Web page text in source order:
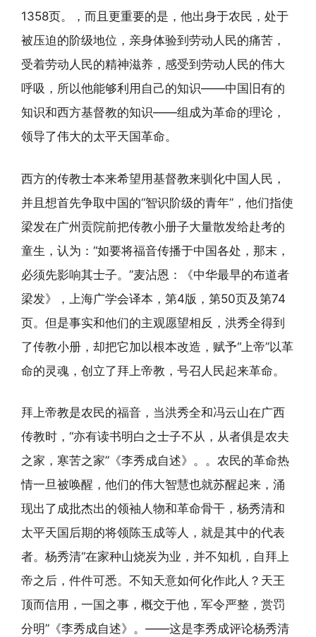
1358页。，而且更重要的是，他出身于农民，处于
被压迫的阶级地位，亲身体验到劳动人民的痛苦，
受着劳动人民的精神滋养，感受到劳动人民的伟大
呼吸，所以他能够利用自己的知识——中国旧有的
知识和西方基督教的知识——组成为革命的理论，
领导了伟大的太平天国革命。
西方的传教士本来希望用基督教来驯化中国人民，
并且想首先争取中国的“智识阶级的青年”，他们指使
梁发在广州贡院前把传教小册子大量散发给赴考的
童生，认为：“如要将福音传播于中国各处，那末，
必须先影响其士子。”麦沾恩：《中华最早的布道者
梁发》，上海广学会译本，第4版，第50页及第74
页。但是事实和他们的主观愿望相反，洪秀全得到
了传教小册，却把它加以根本改造，赋予“上帝”以革
命的灵魂，创立了拜上帝教，号召人民起来革命。
拜上帝教是农民的福音，当洪秀全和冯云山在广西
传教时，“亦有读书明白之士子不从，从者俱是农夫
之家，寒苦之家”《李秀成自述》。。农民的革命热
情一旦被唤醒，他们的伟大智慧也就苏醒起来，涌
现出了成批杰出的领袖人物和革命骨干，杨秀清和
太平天国后期的将领陈玉成等人，就是其中的代表
者。杨秀清“在家种山烧炭为业，并不知机，自拜上
帝之后，件件可悉。不知天意如何化作此人？天王
顶而信用，一国之事，概交于他，军令严整，赏罚
分明”《李秀成自述》。——这是李秀成评论杨秀清